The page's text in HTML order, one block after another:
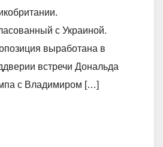
с Украиной.
выработана в
встречи Дональда
с Владимиром […]